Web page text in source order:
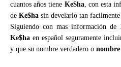
cuantos años tiene Ke$ha, con esta
de Ke$ha sin develarlo tan facilmente
Siguiendo con mas información de
Ke$ha en español seguramente
y que su nombre verdadero o nombre